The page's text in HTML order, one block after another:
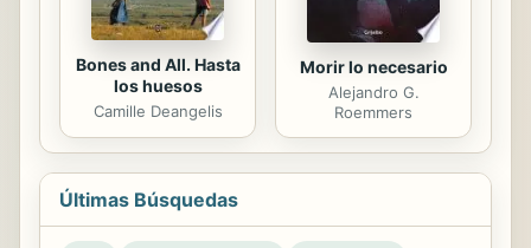
Bones and All. Hasta
los huesos
Camille Deangelis
Morir lo necesario
Alejandro G.
Roemmers
Últimas Búsquedas